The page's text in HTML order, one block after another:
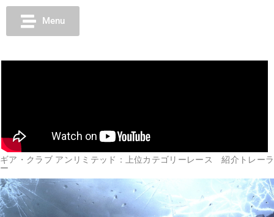
Menu
ギア・クラブ アンリミテッド：上位カテゴリーレース 紹介トレーラ
ー